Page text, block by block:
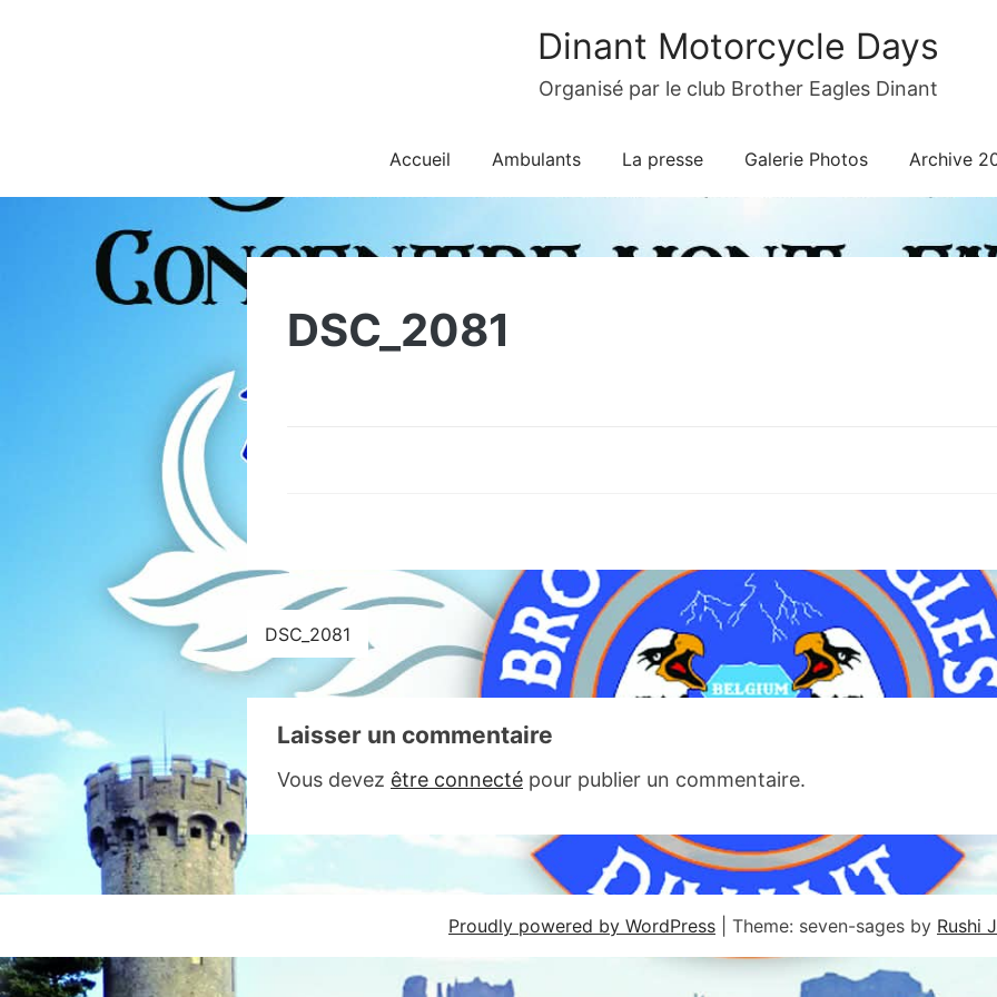
Dinant Motorcycle Days
Organisé par le club Brother Eagles Dinant
Accueil Ambulants La presse Galerie Photos Archive
DSC_2081
Navigation
de
l’article
DSC_2081
Laisser un commentaire
Vous devez être connecté pour publier un commentaire.
Proudly powered by WordPress Theme: seven-sages by Rushi